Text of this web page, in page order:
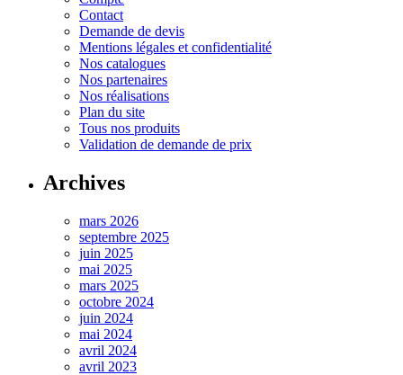
Contact
Demande de devis
Mentions légales et confidentialité
Nos catalogues
Nos partenaires
Nos réalisations
Plan du site
Tous nos produits
Validation de demande de prix
Archives
mars 2026
septembre 2025
juin 2025
mai 2025
mars 2025
octobre 2024
juin 2024
mai 2024
avril 2024
avril 2023